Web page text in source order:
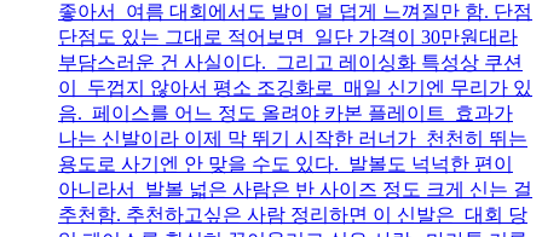
좋아서 여름 대회에서도 발이 덜 덥게 느껴질만 함. 단점
단점도 있는 그대로 적어보면 일단 가격이 30만원대라
부담스러운 건 사실이다. 그리고 레이싱화 특성상 쿠션
이 두껍지 않아서 평소 조깅화로 매일 신기엔 무리가 있
음. 페이스를 어느 정도 올려야 카본 플레이트 효과가
나는 신발이라 이제 막 뛰기 시작한 러너가 천천히 뛰는
용도로 사기엔 안 맞을 수도 있다. 발볼도 넉넉한 편이
아니라서 발볼 넓은 사람은 반 사이즈 정도 크게 신는 걸
추천함. 추천하고싶은 사람 정리하면 이 신발은 대회 당